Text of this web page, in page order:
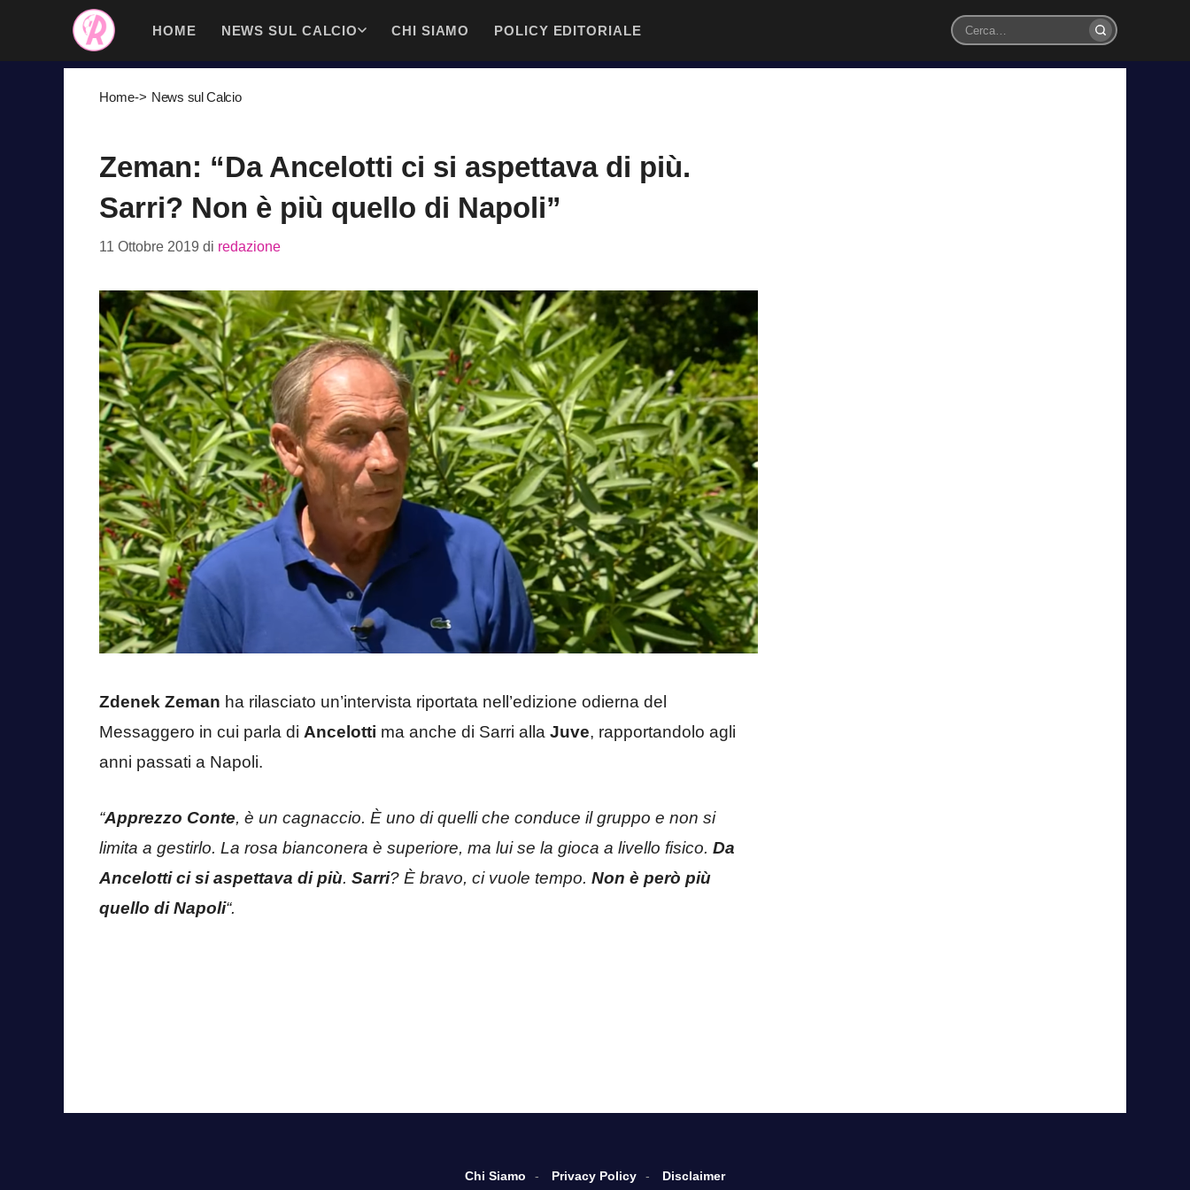
contenuto
HOME NEWS SUL CALCIO CHI SIAMO POLICY EDITORIALE
Cerca
Home-> News sul Calcio
Zeman: “Da Ancelotti ci si aspettava di più.
Sarri? Non è più quello di Napoli”
11 Ottobre 2019 di redazione
Zdenek Zeman ha rilasciato un’intervista riportata nell’edizione odierna del
Messaggero in cui parla di Ancelotti ma anche di Sarri alla Juve, rapportandolo agli
anni passati a Napoli.
“Apprezzo Conte, è un cagnaccio. È uno di quelli che conduce il gruppo e non si
limita a gestirlo. La rosa bianconera è superiore, ma lui se la gioca a livello fisico. Da
Ancelotti ci si aspettava di più. Sarri? È bravo, ci vuole tempo. Non è però più
quello di Napoli“.
Chi Siamo Privacy Policy Disclaimer